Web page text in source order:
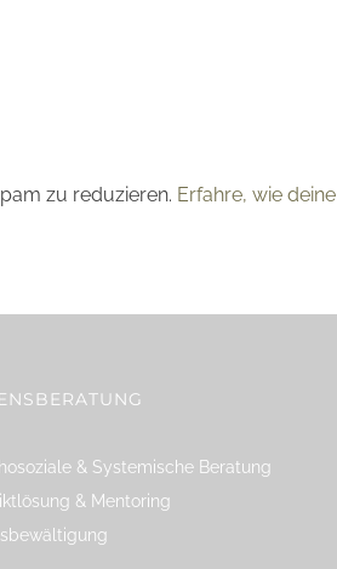
zu reduzieren. Erfahre, wie deine
& Systemische Beratung
& Mentoring